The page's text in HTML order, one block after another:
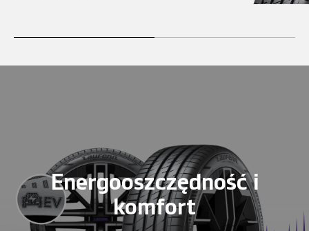
Energooszczędność i
komfort